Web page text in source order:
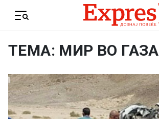
Menu
ТЕМА: МИР ВО ГАЗА